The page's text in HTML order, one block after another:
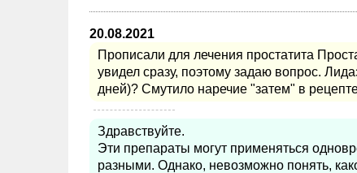
20.08.2021
Прописали для лечения простатита
увидел сразу, поэтому задаю вопрос.
дней)? Смутило наречие "затем" в
Здравствуйте.
Эти препараты могут применяться
разными. Однако, невозможно понять,